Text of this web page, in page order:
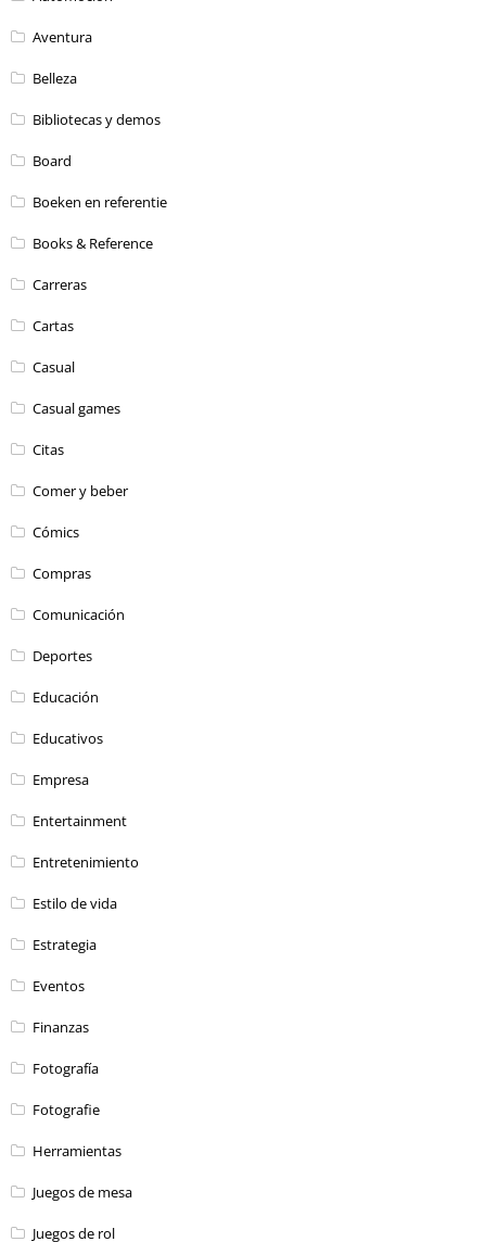
Aventura
Belleza
Bibliotecas y demos
Board
Boeken en referentie
Books & Reference
Carreras
Cartas
Casual
Casual games
Citas
Comer y beber
Cómics
Compras
Comunicación
Deportes
Educación
Educativos
Empresa
Entertainment
Entretenimiento
Estilo de vida
Estrategia
Eventos
Finanzas
Fotografía
Fotografie
Herramientas
Juegos de mesa
Juegos de rol